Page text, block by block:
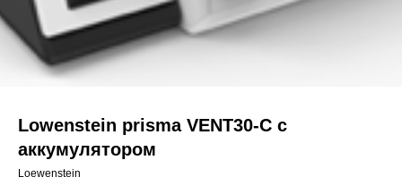
Lowenstein prisma VENT30-С с
аккумулятором
Loewenstein